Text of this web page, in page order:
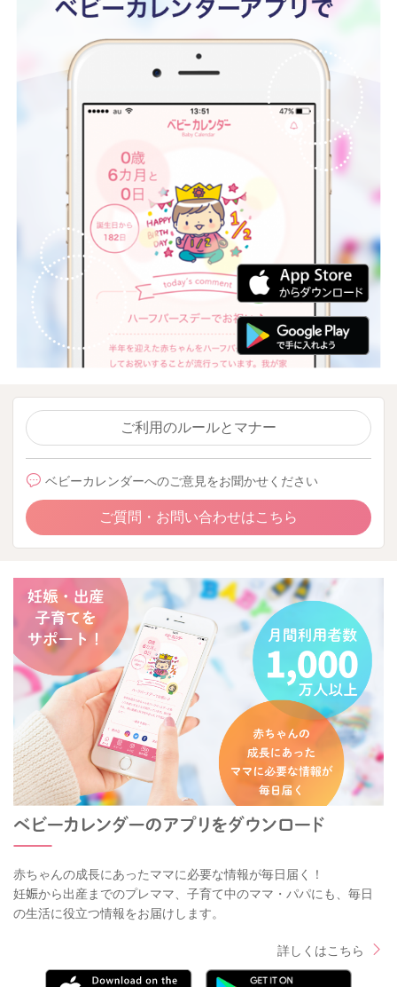
ご利用のルールとマナー
ベビーカレンダーへのご意見をお聞かせください
ご質問・お問い合わせはこちら
赤ちゃんの成長にあったママに必要な情報が毎日届く！
妊娠から出産までのプレママ、子育て中のママ・パパにも、毎日
の生活に役立つ情報をお届けします。
詳しくはこちら